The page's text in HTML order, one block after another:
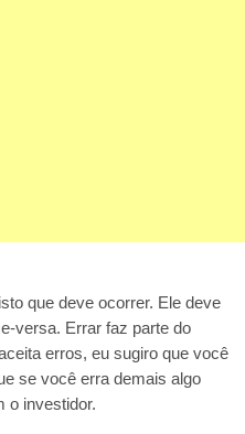
que deve ocorrer. Ele deve
versa. Errar faz parte do
erros, eu sugiro que você
se você erra demais algo
o investidor.